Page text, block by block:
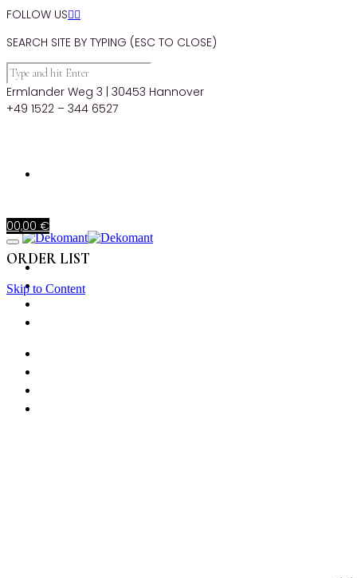
FOLLOW US
SEARCH SITE BY TYPING (ESC TO CLOSE)
Ermlander Weg 3 | 30453 Hannover
+49 1522 – 344 6527
STARTSEITE
PRODUKTE
00,00 €
ORDER LIST
Skip to Content